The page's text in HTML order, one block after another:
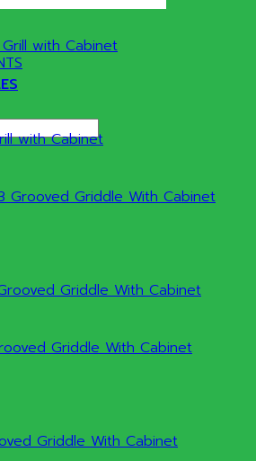
with Cabinet
Griddle With Cabinet
Griddle With Cabinet